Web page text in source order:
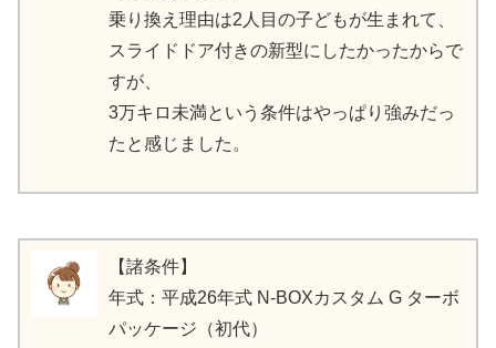
乗り換え理由は2人目の子どもが生まれて、
スライドドア付きの新型にしたかったからで
すが、
3万キロ未満という条件はやっぱり強みだっ
たと感じました。
【諸条件】
年式：平成26年式 N-BOXカスタム G ターボ
パッケージ（初代）